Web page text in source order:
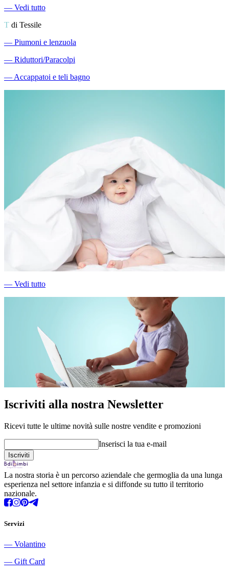
― Vedi tutto
T di Tessile
― Piumoni e lenzuola
― Riduttori/Paracolpi
―Accappatoi e teli bagno
― Vedi tutto
Iscriviti alla nostra Newsletter
Ricevi tutte le ultime novità sulle nostre vendite e promozioni
Inserisci la tua e-mail
La nostra storia è un percorso aziendale che germoglia da una lunga
esperienza nel settore infanzia e si diffonde su tutto il territorio
nazionale.
Servizi
― Volantino
― Gift Card